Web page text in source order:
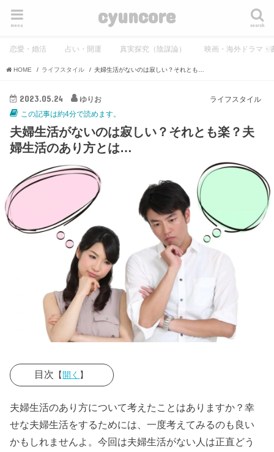
cyuncore search
menu
恋愛・婚活 占い・開運 真実探究（陰謀論） 映画・海外ドラマ・
HOME ライフスタイル
ライフスタイル
2023.05.24
ゆりお
この記事は約4分で読めます。
夫婦生活がないのは寂しい？それとも楽？夫
婦生活のあり方とは…
目次 【開く 】
› 夫婦生活がな
い！みんなの
正直な声は…
夫婦生活のあり方について考えたことはありますか？幸
せな夫婦生活をするためには、一度考えてみるのも良い
かもしれませんよ。今回は夫婦生活がない人は正直どう